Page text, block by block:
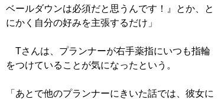
ベールダウンは必須だと思うんです！』とか、と
にかく自分の好みを主張するだけ」
Tさんは、プランナーが右手薬指にいつも指輪
をつけていることが気になったという。
「あとで他のプランナーにきいた話では、彼女に